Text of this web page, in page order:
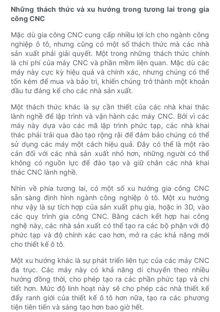
Những thách thức và xu hướng trong tương lai trong gia
công CNC
Mặc dù gia công CNC cung cấp nhiều lợi ích cho ngành công
nghiệp ô tô, nhưng cũng có một số thách thức mà các nhà
sản xuất phải giải quyết. Một trong những thách thức chính
là chi phí của máy CNC và phần mềm liên quan. Mặc dù các
máy này cực kỳ hiệu quả và chính xác, nhưng chúng có thể
tốn kém để mua và bảo trì, khiến chúng trở thành một khoản
đầu tư đáng kể cho các nhà sản xuất.
Một thách thức khác là sự cần thiết của các nhà khai thác
lành nghề để lập trình và vận hành các máy CNC. Bởi vì các
máy này dựa vào các mã lập trình phức tạp, các nhà khai
thác phải trải qua đào tạo rộng rãi để đảm bảo chúng có thể
sử dụng các máy một cách hiệu quả. Đây có thể là một rào
cản đối với các nhà sản xuất nhỏ hơn, những người có thể
không có nguồn lực để đào tạo và giữ chân các nhà khai
thác CNC lành nghề.
Nhìn về phía tương lai, có một số xu hướng gia công CNC
sẵn sàng định hình ngành công nghiệp ô tô. Một xu hướng
như vậy là sự tích hợp của sản xuất phụ gia, hoặc in 3D, vào
các quy trình gia công CNC. Bằng cách kết hợp hai công
nghệ này, các nhà sản xuất có thể tạo ra các bộ phận với độ
phức tạp và độ chính xác cao hơn, mở ra các khả năng mới
cho thiết kế ô tô.
Một xu hướng khác là sự phát triển liên tục của các máy CNC
đa trục. Các máy này có khả năng di chuyển theo nhiều
hướng đồng thời, cho phép tạo ra các phần phức tạp và chi
tiết hơn. Mức độ linh hoạt này sẽ cho phép các nhà thiết kế
đẩy ranh giới của thiết kế ô tô hơn nữa, tạo ra các phương
tiện tiên tiến và sáng tạo hơn bao giờ hết.